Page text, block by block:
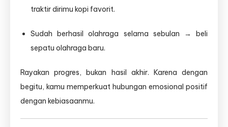
traktir dirimu kopi favorit.
Sudah berhasil olahraga selama sebulan → beli
sepatu olahraga baru.
Rayakan progres, bukan hasil akhir. Karena dengan
begitu, kamu memperkuat hubungan emosional positif
dengan kebiasaanmu.